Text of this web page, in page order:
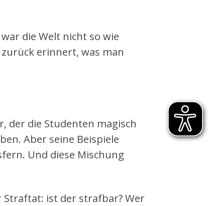
die Welt nicht so wie
erinnert, was man
der die Studenten magisch
Aber seine Beispiele
Und diese Mischung
Straftat: ist der strafbar? Wer